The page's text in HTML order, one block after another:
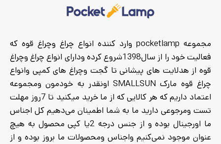
مجموعه pocketlamp وارد کننده انواع چراغ وچراغ قوه که
فعالیت خود را از سال1398شروع کرده ودارای انواع چراغ وچراغ
قوه از هدلایت های پیشانی تا گجت وچراغ های کمپی وانواع
چراغ قوه مارک SMALLSUN اونقدر به خودمون ومجموعه
اعتماد داریم که هر کالایی که از ما خرید میکنید تا 7روز مهلت
تست ومرجوعی دارید ما به شما اطمینان می‌دهیم کل اجناس
ما اورجینال بوده و از جنس درجه 2یا کپی محصول به هیچ
عنوان موجود نمی‌کنیم واجناس ومحصولات ما بروز بوده و از